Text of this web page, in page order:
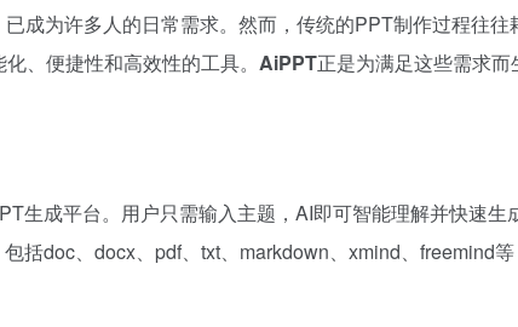
已成为许多人的日常需求。然而，传统的PPT制作过程往往
、便捷性和高效性的工具。 AiPPT正是为满足这些需求而
生成平台。用户只需输入主题，AI即可智能理解并快速生
括doc、docx、pdf、txt、markdown、xmind、freemind